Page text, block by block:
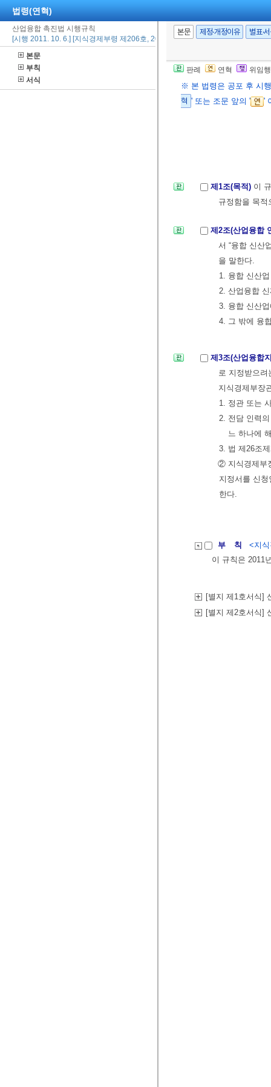
법령(연혁)
산업융합 촉진법 시행규칙
[시행 2011. 10. 6.] [지식경제부령 제206호, 2011. 10. 6., 제정]
본문
부칙
서식
본문 제정·개정이유 별표·
판례 연혁 위임
※ 본 법령은 공포 후 시
혁 ' 또는 조문 앞의 ' '
제1조(목적) 이
규정함을 목적
제2조(산업융합
서 “융합 신산
을 말한다.
1. 융합 신산
2. 산업융합
3. 융합 신산
4. 그 밖에 융
제3조(산업융합
로 지정받으
지식경제부장
1. 정관 또는
2. 전담 인력
느 하나에
3. 법 제26조
② 지식경제부
지정서를 신
한다.
부 칙
<지
이 규칙은 2011
[별지 제1호서식]
[별지 제2호서식]